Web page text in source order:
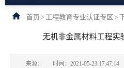
首页 > 工程教育专业认证专区 >
无机非金属材料工程实
来源： 时间：2021-05-23 17:47:14